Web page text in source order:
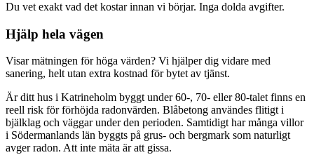
Du vet exakt vad det kostar innan vi börjar. Inga dolda avgifter.
Hjälp hela vägen
Visar mätningen för höga värden? Vi hjälper dig vidare med
sanering, helt utan extra kostnad för bytet av tjänst.
Är ditt hus i Katrineholm byggt under 60-, 70- eller 80-talet finns en
reell risk för förhöjda radonvärden. Blåbetong användes flitigt i
bjälklag och väggar under den perioden. Samtidigt har många villor
i Södermanlands län byggts på grus- och bergmark som naturligt
avger radon. Att inte mäta är att gissa.